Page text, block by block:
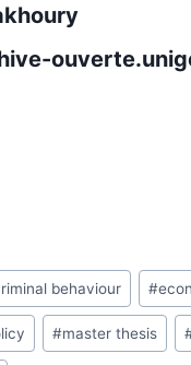
behaviour #
#master thesis